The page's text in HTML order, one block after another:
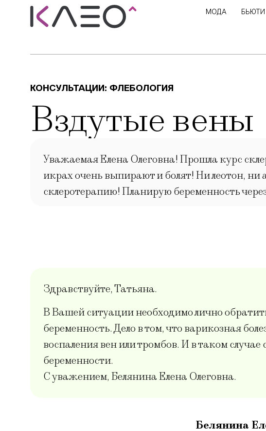
МОДА БЬЮТИ
КОНСУЛЬТАЦИИ: ФЛЕБОЛОГИЯ
Вздутые вены
Уважаемая Елена Олеговна! Прошла курс
икрах очень выпирают и болят! Ни леотон, ни
склеротерапию! Планирую беременность
Здравствуйте, Татьяна.
В Вашей ситуации необходимо лично
беременность. Дело в том, что варикозная
воспаления вен или тромбов. И в таком
беременности.
С уважением, Белянина Елена Олеговна.
Белянина